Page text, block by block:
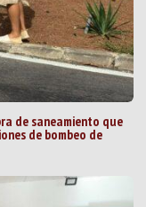
de saneamiento que
de bombeo de